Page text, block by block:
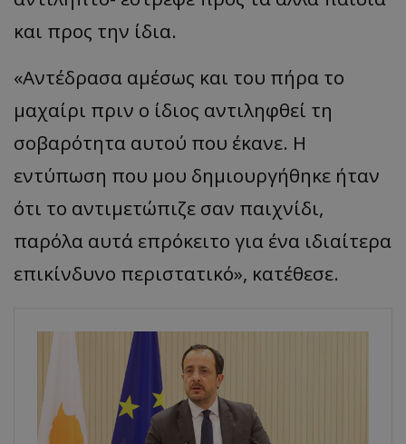
και προς την ίδια.
«Αντέδρασα αμέσως και του πήρα το
μαχαίρι πριν ο ίδιος αντιληφθεί τη
σοβαρότητα αυτού που έκανε. Η
εντύπωση που μου δημιουργήθηκε ήταν
ότι το αντιμετώπιζε σαν παιχνίδι,
παρόλα αυτά επρόκειτο για ένα ιδιαίτερα
επικίνδυνο περιστατικό», κατέθεσε.